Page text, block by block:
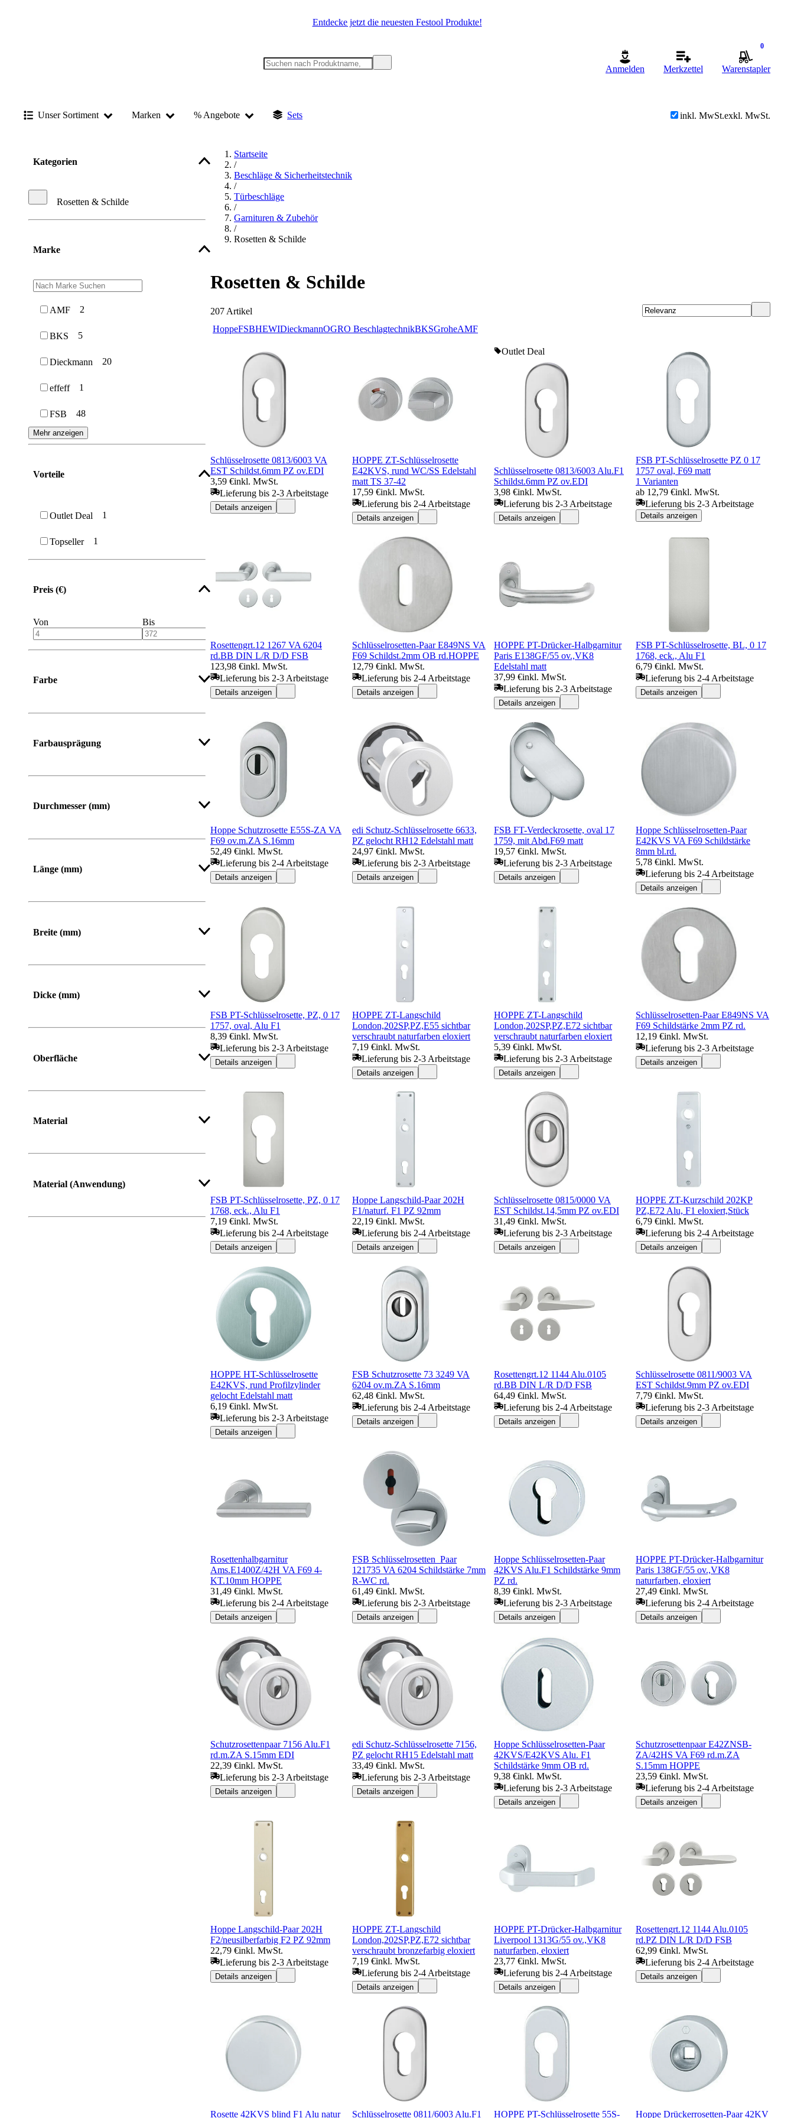
Entdecke jetzt die neuesten Festool Produkte!
Anmelden Merkzettel
0
Warenstapler
Unser Sortiment Marken % Angebote Sets inkl. MwSt.exkl. MwSt.
Kategorien
Rosetten & Schilde
Marke
AMF 2
BKS 5
Dieckmann 20
effeff 1
FSB 48
Mehr anzeigen
Vorteile
Outlet Deal 1
Topseller 1
Preis (€)
Von Bis
Farbe
Farbausprägung
Durchmesser (mm)
Länge (mm)
Von Bis
Breite (mm)
Von Bis
Dicke (mm)
Oberfläche
Material
Material (Anwendung)
Startseite
/
Beschläge & Sicherheitstechnik
/
Türbeschläge
/
Garnituren & Zubehör
/
Rosetten & Schilde
Rosetten & Schilde
207 Artikel
HoppeFSBHEWIDieckmannOGRO BeschlagtechnikBKSGroheAMF
Schlüsselrosette 0813/6003 VA
EST Schildst.6mm PZ ov.EDI
3,59 €inkl. MwSt.
Lieferung bis 2-3 Arbeitstage
Details anzeigen
HOPPE ZT-Schlüsselrosette
E42KVS, rund WC/SS Edelstahl
matt TS 37-42
17,59 €inkl. MwSt.
Lieferung bis 2-4 Arbeitstage
Details anzeigen
Outlet Deal
Schlüsselrosette 0813/6003 Alu.F1
Schildst.6mm PZ ov.EDI
3,98 €inkl. MwSt.
Lieferung bis 2-3 Arbeitstage
Details anzeigen
FSB PT-Schlüsselrosette PZ 0 17
1757 oval, F69 matt
1 Varianten
ab 12,79 €inkl. MwSt.
Lieferung bis 2-3 Arbeitstage
Details anzeigen
Rosettengrt.12 1267 VA 6204
rd.BB DIN L/R D/D FSB
123,98 €inkl. MwSt.
Lieferung bis 2-3 Arbeitstage
Details anzeigen
Schlüsselrosetten-Paar E849NS VA
F69 Schildst.2mm OB rd.HOPPE
12,79 €inkl. MwSt.
Lieferung bis 2-4 Arbeitstage
Details anzeigen
HOPPE PT-Drücker-Halbgarnitur
Paris E138GF/55 ov.,VK8
Edelstahl matt
37,99 €inkl. MwSt.
Lieferung bis 2-3 Arbeitstage
Details anzeigen
FSB PT-Schlüsselrosette, BL, 0 17
1768, eck., Alu F1
6,79 €inkl. MwSt.
Lieferung bis 2-4 Arbeitstage
Details anzeigen
Hoppe Schutzrosette E55S-ZA VA
F69 ov.m.ZA S.16mm
52,49 €inkl. MwSt.
Lieferung bis 2-4 Arbeitstage
Details anzeigen
edi Schutz-Schlüsselrosette 6633,
PZ gelocht RH12 Edelstahl matt
24,97 €inkl. MwSt.
Lieferung bis 2-3 Arbeitstage
Details anzeigen
FSB FT-Verdeckrosette, oval 17
1759, mit Abd.F69 matt
19,57 €inkl. MwSt.
Lieferung bis 2-3 Arbeitstage
Details anzeigen
Hoppe Schlüsselrosetten-Paar
E42KVS VA F69 Schildstärke
8mm bl.rd.
5,78 €inkl. MwSt.
Lieferung bis 2-4 Arbeitstage
Details anzeigen
FSB PT-Schlüsselrosette, PZ, 0 17
1757, oval, Alu F1
8,39 €inkl. MwSt.
Lieferung bis 2-3 Arbeitstage
Details anzeigen
HOPPE ZT-Langschild
London,202SP,PZ,E55 sichtbar
verschraubt naturfarben eloxiert
7,19 €inkl. MwSt.
Lieferung bis 2-3 Arbeitstage
Details anzeigen
HOPPE ZT-Langschild
London,202SP,PZ,E72 sichtbar
verschraubt naturfarben eloxiert
5,39 €inkl. MwSt.
Lieferung bis 2-3 Arbeitstage
Details anzeigen
Schlüsselrosetten-Paar E849NS VA
F69 Schildstärke 2mm PZ rd.
12,19 €inkl. MwSt.
Lieferung bis 2-3 Arbeitstage
Details anzeigen
FSB PT-Schlüsselrosette, PZ, 0 17
1768, eck., Alu F1
7,19 €inkl. MwSt.
Lieferung bis 2-4 Arbeitstage
Details anzeigen
Hoppe Langschild-Paar 202H
F1/naturf. F1 PZ 92mm
22,19 €inkl. MwSt.
Lieferung bis 2-4 Arbeitstage
Details anzeigen
Schlüsselrosette 0815/0000 VA
EST Schildst.14,5mm PZ ov.EDI
31,49 €inkl. MwSt.
Lieferung bis 2-3 Arbeitstage
Details anzeigen
HOPPE ZT-Kurzschild 202KP
PZ,E72 Alu, F1 eloxiert,Stück
6,79 €inkl. MwSt.
Lieferung bis 2-4 Arbeitstage
Details anzeigen
HOPPE HT-Schlüsselrosette
E42KVS, rund Profilzylinder
gelocht Edelstahl matt
6,19 €inkl. MwSt.
Lieferung bis 2-3 Arbeitstage
Details anzeigen
FSB Schutzrosette 73 3249 VA
6204 ov.m.ZA S.16mm
62,48 €inkl. MwSt.
Lieferung bis 2-4 Arbeitstage
Details anzeigen
Rosettengrt.12 1144 Alu.0105
rd.BB DIN L/R D/D FSB
64,49 €inkl. MwSt.
Lieferung bis 2-4 Arbeitstage
Details anzeigen
Schlüsselrosette 0811/9003 VA
EST Schildst.9mm PZ ov.EDI
7,79 €inkl. MwSt.
Lieferung bis 2-3 Arbeitstage
Details anzeigen
Rosettenhalbgarnitur
Ams.E1400Z/42H VA F69 4-
KT.10mm HOPPE
31,49 €inkl. MwSt.
Lieferung bis 2-4 Arbeitstage
Details anzeigen
FSB Schlüsselrosetten_Paar
121735 VA 6204 Schildstärke 7mm
R-WC rd.
61,49 €inkl. MwSt.
Lieferung bis 2-3 Arbeitstage
Details anzeigen
Hoppe Schlüsselrosetten-Paar
42KVS Alu.F1 Schildstärke 9mm
PZ rd.
8,39 €inkl. MwSt.
Lieferung bis 2-3 Arbeitstage
Details anzeigen
HOPPE PT-Drücker-Halbgarnitur
Paris 138GF/55 ov.,VK8
naturfarben, eloxiert
27,49 €inkl. MwSt.
Lieferung bis 2-4 Arbeitstage
Details anzeigen
Schutzrosettenpaar 7156 Alu.F1
rd.m.ZA S.15mm EDI
22,39 €inkl. MwSt.
Lieferung bis 2-3 Arbeitstage
Details anzeigen
edi Schutz-Schlüsselrosette 7156,
PZ gelocht RH15 Edelstahl matt
33,49 €inkl. MwSt.
Lieferung bis 2-3 Arbeitstage
Details anzeigen
Hoppe Schlüsselrosetten-Paar
42KVS/E42KVS Alu. F1
Schildstärke 9mm OB rd.
9,38 €inkl. MwSt.
Lieferung bis 2-3 Arbeitstage
Details anzeigen
Schutzrosettenpaar E42ZNSB-
ZA/42HS VA F69 rd.m.ZA
S.15mm HOPPE
23,59 €inkl. MwSt.
Lieferung bis 2-4 Arbeitstage
Details anzeigen
Hoppe Langschild-Paar 202H
F2/neusilberfarbig F2 PZ 92mm
22,79 €inkl. MwSt.
Lieferung bis 2-3 Arbeitstage
Details anzeigen
HOPPE ZT-Langschild
London,202SP,PZ,E72 sichtbar
verschraubt bronzefarbig eloxiert
7,19 €inkl. MwSt.
Lieferung bis 2-4 Arbeitstage
Details anzeigen
HOPPE PT-Drücker-Halbgarnitur
Liverpool 1313G/55 ov.,VK8
naturfarben, eloxiert
23,77 €inkl. MwSt.
Lieferung bis 2-4 Arbeitstage
Details anzeigen
Rosettengrt.12 1144 Alu.0105
rd.PZ DIN L/R D/D FSB
62,99 €inkl. MwSt.
Lieferung bis 2-4 Arbeitstage
Details anzeigen
Rosette 42KVS blind F1 Alu natur Schlüsselrosette 0811/6003 Alu.F1 HOPPE PT-Schlüsselrosette 55S- Hoppe Drückerrosetten-Paar 42KV